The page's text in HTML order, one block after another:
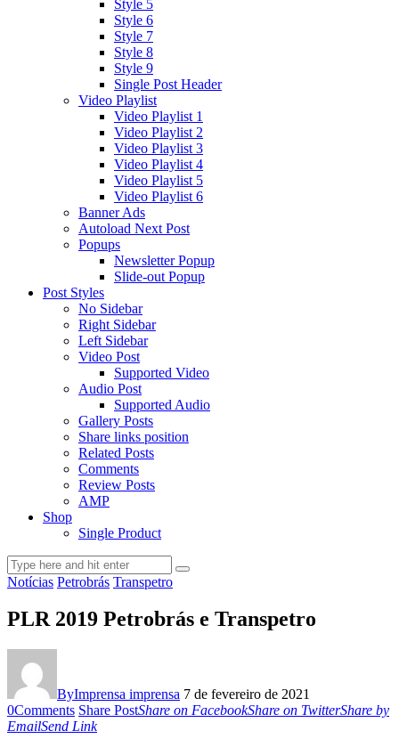
Style 5
Style 6
Style 7
Style 8
Style 9
Single Post Header
Video Playlist
Video Playlist 1
Video Playlist 2
Video Playlist 3
Video Playlist 4
Video Playlist 5
Video Playlist 6
Banner Ads
Autoload Next Post
Popups
Newsletter Popup
Slide-out Popup
Post Styles
No Sidebar
Right Sidebar
Left Sidebar
Video Post
Supported Video
Audio Post
Supported Audio
Gallery Posts
Share links position
Related Posts
Comments
Review Posts
AMP
Shop
Single Product
Notícias Petrobrás Transpetro
PLR 2019 Petrobrás e Transpetro
ByImprensa imprensa 7 de fevereiro de 2021
0Comments Share PostShare on FacebookShare on TwitterShare by
EmailSend Link